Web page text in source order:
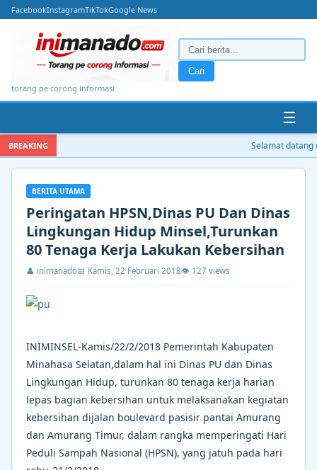
FacebookInstagramTikTokGoogle News
torang pe corong informasi
Cari
☰
BREAKING Selamat datang
BERITA UTAMA
Peringatan HPSN,Dinas PU Dan Dinas
Lingkungan Hidup Minsel,Turunkan
80 Tenaga Kerja Lakukan Kebersihan
👤 inimanado📅 Kamis, 22 Februari 2018👁 127 views
INIMINSEL-Kamis/22/2/2018 Pemerintah Kabupaten
Minahasa Selatan,dalam hal ini Dinas PU dan Dinas
Lingkungan Hidup, turunkan 80 tenaga kerja harian
lepas bagian kebersihan untuk melaksanakan kegiatan
kebersihan dijalan boulevard pasisir pantai Amurang
dan Amurang Timur, dalam rangka memperingati Hari
Peduli Sampah Nasional (HPSN), yang jatuh pada hari